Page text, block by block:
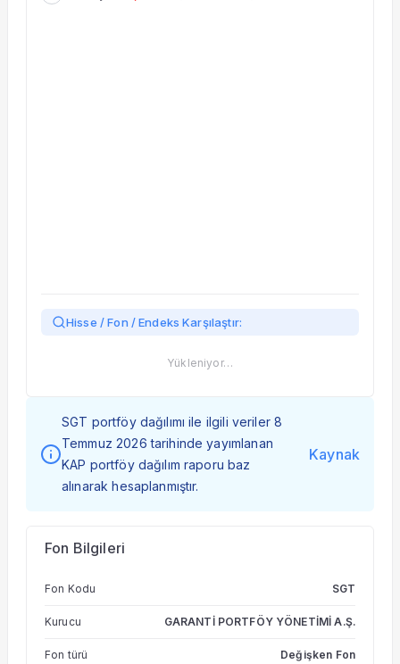
Hisse / Fon / Endeks Karşılaştır:
Yükleniyor…
SGT portföy dağılımı ile ilgili veriler 8
Temmuz 2026 tarihinde yayımlanan
KAP portföy dağılım raporu baz
alınarak hesaplanmıştır.
Kaynak
Fon Bilgileri
Fon Kodu SGT
Kurucu GARANTİ PORTFÖY YÖNETİMİ A.Ş.
Fon türü Değişken Fon